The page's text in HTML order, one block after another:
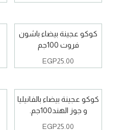
كوكو عجينة بيضاء باشون
فروت 100جم
EGP25.00
كوكو عجينة بيضاء بالفانيليا
و جوز الهند100جم.
EGP25.00